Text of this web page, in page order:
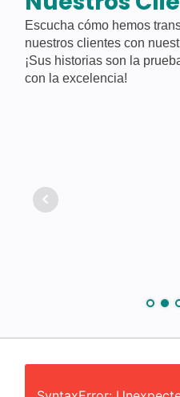
Escucha cómo hemos
nuestros clientes con
¡Sus historias son la
con la excelencia!